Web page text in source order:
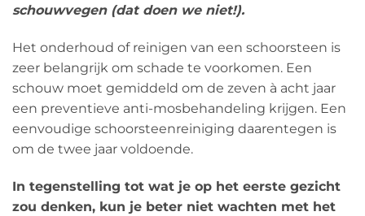
schouwvegen (dat doen we niet!).
Het onderhoud of reinigen van een schoorsteen is
zeer belangrijk om schade te voorkomen. Een
schouw moet gemiddeld om de zeven à acht jaar
een preventieve anti-mosbehandeling krijgen. Een
eenvoudige schoorsteenreiniging daarentegen is
om de twee jaar voldoende.
In tegenstelling tot wat je op het eerste gezicht
zou denken, kun je beter niet wachten met het